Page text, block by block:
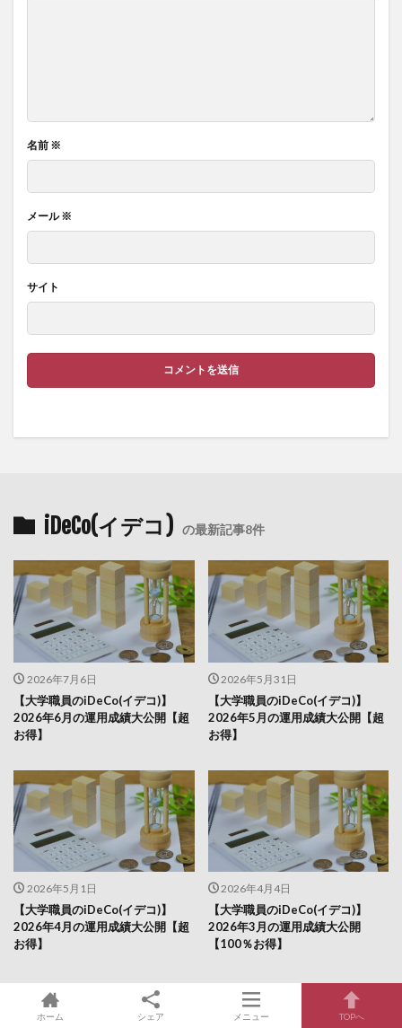
名前 ※
メール※
サイト
iDeCo(イデコ) の最新記事8件
2026年7月6日
【大学職員のiDeCo(イデコ)】
2026年6月の運用成績大公開【超
お得】
2026年5月31日
【大学職員のiDeCo(イデコ)】
2026年5月の運用成績大公開【超
お得】
2026年5月1日
【大学職員のiDeCo(イデコ)】
2026年4月の運用成績大公開【超
お得】
2026年4月4日
【大学職員のiDeCo(イデコ)】
2026年3月の運用成績大公開
【100％お得】
ホーム シェア メニュー TOPへ